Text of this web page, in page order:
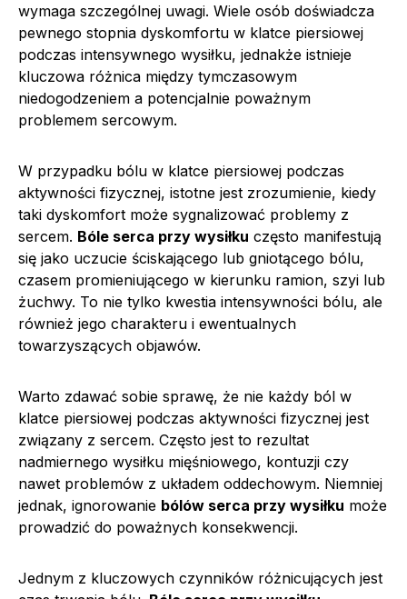
wymaga szczególnej uwagi. Wiele osób doświadcza
pewnego stopnia dyskomfortu w klatce piersiowej
podczas intensywnego wysiłku, jednakże istnieje
kluczowa różnica między tymczasowym
niedogodzeniem a potencjalnie poważnym
problemem sercowym.
W przypadku bólu w klatce piersiowej podczas
aktywności fizycznej, istotne jest zrozumienie, kiedy
taki dyskomfort może sygnalizować problemy z
sercem. Bóle serca przy wysiłku często manifestują
się jako uczucie ściskającego lub gniotącego bólu,
czasem promieniującego w kierunku ramion, szyi lub
żuchwy. To nie tylko kwestia intensywności bólu, ale
również jego charakteru i ewentualnych
towarzyszących objawów.
Warto zdawać sobie sprawę, że nie każdy ból w
klatce piersiowej podczas aktywności fizycznej jest
związany z sercem. Często jest to rezultat
nadmiernego wysiłku mięśniowego, kontuzji czy
nawet problemów z układem oddechowym. Niemniej
jednak, ignorowanie bólów serca przy wysiłku może
prowadzić do poważnych konsekwencji.
Jednym z kluczowych czynników różnicujących jest